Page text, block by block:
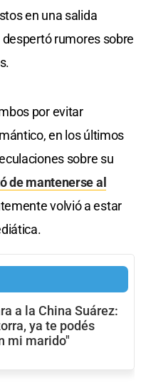
en una salida
rumores sobre
por evitar
en los últimos
sobre su
de mantenerse al
volvió a estar
a la China Suárez:
ya te podés
mi marido"